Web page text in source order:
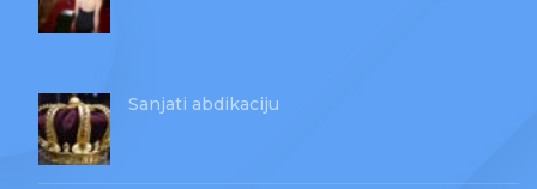
Sanjati abdikaciju